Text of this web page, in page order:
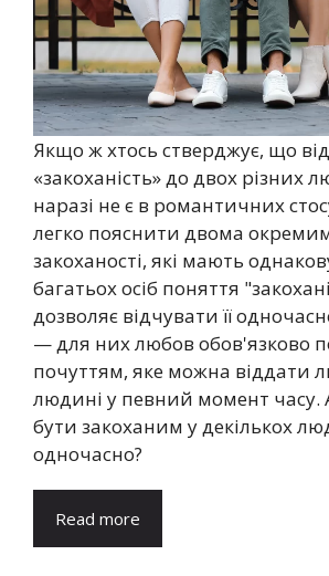
Якщо ж хтось стверджує, що
«закоханість» до двох різних
наразі не є в романтичних
легко пояснити двома
закоханості, які мають
багатьох осіб поняття
дозволяє відчувати її
— для них любов обов'язково
почуттям, яке можна віддати
людині у певний момент
бути закоханим у декількох
одночасно?
Read more